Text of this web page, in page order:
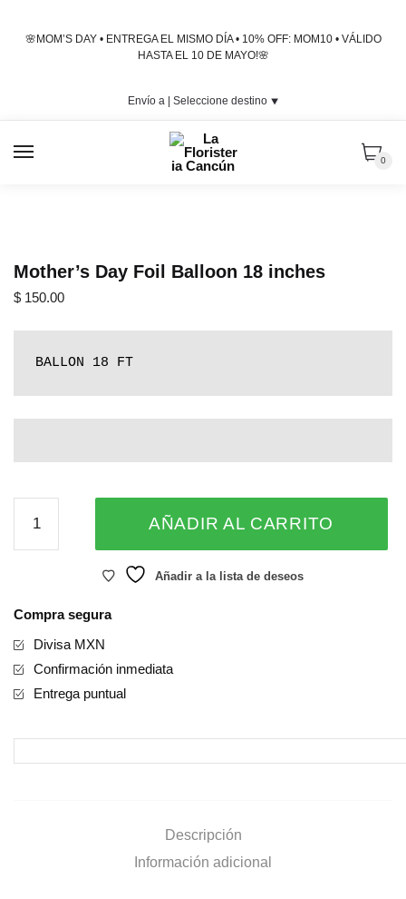
🌸MOM’S DAY • ENTREGA EL MISMO DÍA • 10% OFF: MOM10 • VÁLIDO
HASTA EL 10 DE MAYO!🌸
Envío a | Seleccione destino⯆
0
Mother’s Day Foil Balloon 18 inches
$ 150.00
BALLON 18 FT
Day
Foil
inches
cantidad
AÑADIR AL CARRITO
Añadir a la lista de deseos
Compra segura
Divisa MXN
Confirmación inmediata
Entrega puntual
Descripción
Información adicional